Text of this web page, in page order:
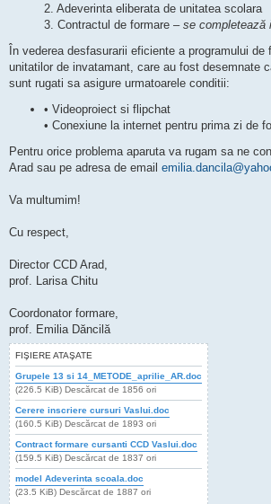
2. Adeverinta eliberata de unitatea scolara
3. Contractul de formare – se completează
În vederea desfasurarii eficiente a programului de
unitatilor de invatamant, care au fost desemnate
sunt rugati sa asigure urmatoarele conditii:
• Videoproiect si flipchat
• Conexiune la internet pentru prima zi de
Pentru orice problema aparuta va rugam sa ne
Arad sau pe adresa de email
Va multumim!
Cu respect,
Director CCD Arad,
prof. Larisa Chitu
Coordonator formare,
prof. Emilia Dăncilă
FIŞIERE ATAŞATE
Grupele 13 si 14_METODE_aprilie_AR.doc
(226.5 KiB) Descărcat de 1856 ori
Cerere inscriere cursuri Vaslui.doc
(160.5 KiB) Descărcat de 1893 ori
Contract formare cursanti CCD Vaslui.doc
(159.5 KiB) Descărcat de 1837 ori
model Adeverinta scoala.doc
(23.5 KiB) Descărcat de 1887 ori